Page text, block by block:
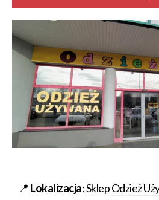
📍 Lokalizacja: SklepOdzież